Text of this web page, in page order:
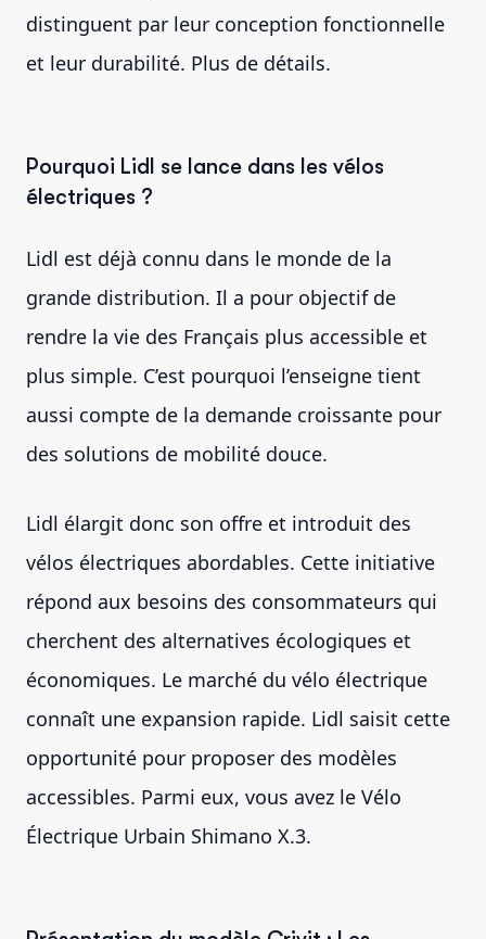
distinguent par leur conception fonctionnelle
et leur durabilité. Plus de détails.
Pourquoi Lidl se lance dans les vélos
électriques ?
Lidl est déjà connu dans le monde de la
grande distribution. Il a pour objectif de
rendre la vie des Français plus accessible et
plus simple. C’est pourquoi l’enseigne tient
aussi compte de la demande croissante pour
des solutions de mobilité douce.
Lidl élargit donc son offre et introduit des
vélos électriques abordables. Cette initiative
répond aux besoins des consommateurs qui
cherchent des alternatives écologiques et
économiques. Le marché du vélo électrique
connaît une expansion rapide. Lidl saisit cette
opportunité pour proposer des modèles
accessibles. Parmi eux, vous avez le Vélo
Électrique Urbain Shimano X.3.